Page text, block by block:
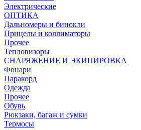
Электрические
ОПТИКА
Дальномеры и бинокли
Прицелы и коллиматоры
Прочее
Тепловизоры
СНАРЯЖЕНИЕ И ЭКИПИРОВКА
Фонари
Паракорд
Одежда
Прочее
Обувь
Рюкзаки, багаж и сумки
Термосы